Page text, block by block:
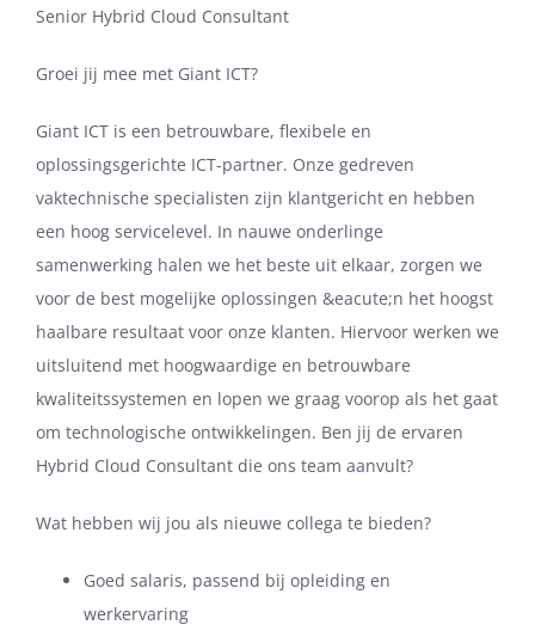
Senior Hybrid Cloud Consultant
Groei jij mee met Giant ICT?
Giant ICT is een betrouwbare, flexibele en
oplossingsgerichte ICT-partner. Onze gedreven
vaktechnische specialisten zijn klantgericht en hebben
een hoog servicelevel. In nauwe onderlinge
samenwerking halen we het beste uit elkaar, zorgen we
voor de best mogelijke oplossingen &eacute;n het hoogst
haalbare resultaat voor onze klanten. Hiervoor werken we
uitsluitend met hoogwaardige en betrouwbare
kwaliteitssystemen en lopen we graag voorop als het gaat
om technologische ontwikkelingen. Ben jij de ervaren
Hybrid Cloud Consultant die ons team aanvult?
Wat hebben wij jou als nieuwe collega te bieden?
Goed salaris, passend bij opleiding en
werkervaring